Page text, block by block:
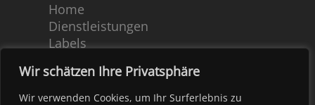
Wir schätzen Ihre Privatsphäre
Wir verwenden Cookies, um Ihr Surferlebnis zu
Home
Dienstleistungen
Labels
Team
Kontakt